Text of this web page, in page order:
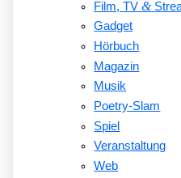
Film, TV&
Gadget
Hörbuch
Magazin
Musik
Poetry-Slam
Spiel
Veranstaltung
Web